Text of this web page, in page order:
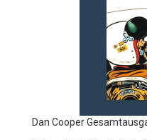
Dan Cooper